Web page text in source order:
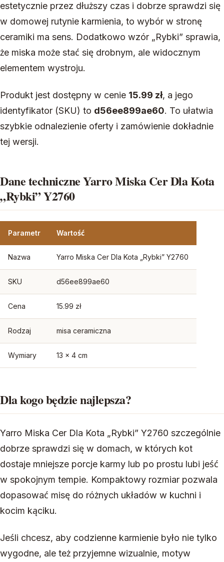
estetycznie przez dłuższy czas i dobrze sprawdzi się
w domowej rutynie karmienia, to wybór w stronę
ceramiki ma sens. Dodatkowo wzór „Rybki” sprawia,
że miska może stać się drobnym, ale widocznym
elementem wystroju.
Produkt jest dostępny w cenie 15.99 zł, a jego
identyfikator (SKU) to d56ee899ae60. To ułatwia
szybkie odnalezienie oferty i zamówienie dokładnie
tej wersji.
Dane techniczne Yarro Miska Cer Dla Kota
„Rybki” Y2760
Parametr Wartość
Nazwa Yarro Miska Cer Dla Kota „Rybki” Y2760
SKU d56ee899ae60
Cena 15.99 zł
Rodzaj misa ceramiczna
Wymiary 13 × 4 cm
Dla kogo będzie najlepsza?
Yarro Miska Cer Dla Kota „Rybki” Y2760 szczególnie
dobrze sprawdzi się w domach, w których kot
dostaje mniejsze porcje karmy lub po prostu lubi jeść
w spokojnym tempie. Kompaktowy rozmiar pozwala
dopasować misę do różnych układów w kuchni i
kocim kąciku.
Jeśli chcesz, aby codzienne karmienie było nie tylko
wygodne, ale też przyjemne wizualnie, motyw